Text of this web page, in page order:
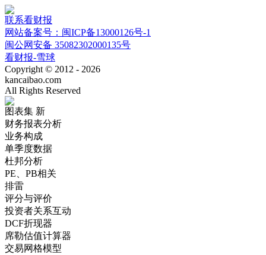
联系看财报
网站备案号：闽ICP备13000126号-1
闽公网安备 35082302000135号
看财报-雪球
Copyright © 2012 - 2026
kancaibao.com
All Rights Reserved
图表集 新
财务报表分析
业务构成
单季度数据
杜邦分析
PE、PB相关
排雷
评分与评价
投资者关系互动
DCF折现器
席勒估值计算器
交易网格模型